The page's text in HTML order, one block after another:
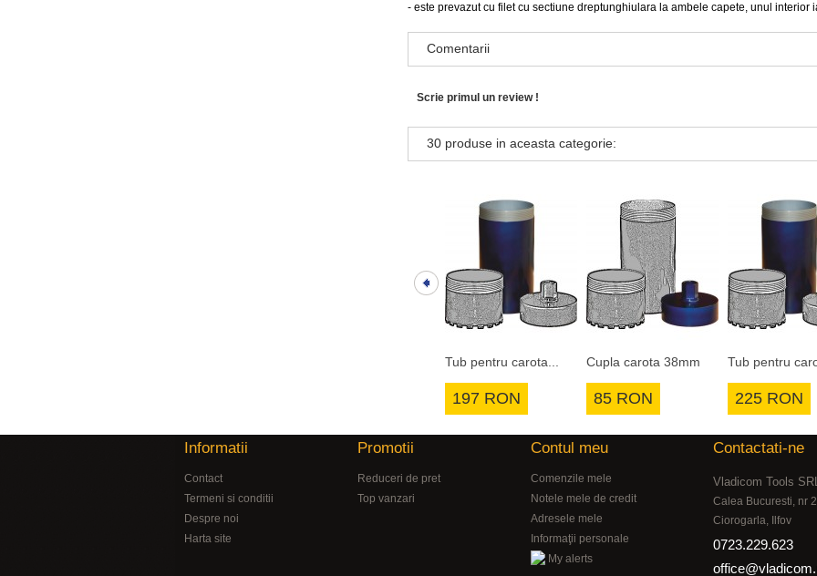
- este prevazut cu filet cu sectiune dreptunghiulara la ambele capete, unul interior
Comentarii
Scrie primul un review !
30 produse in aceasta categorie:
Tub pentru carota...
197 RON
Cupla carota 38mm
85 RON
Tub pentru
225 RON
Informatii
Contact
Termeni si conditii
Despre noi
Harta site
Promotii
Reduceri de pret
Top vanzari
Contul meu
Comenzile mele
Notele mele de credit
Adresele mele
Informaţii personale
My alerts
Contactati-ne
Vladicom Tools
Calea Bucuresti, nr
Ciorogarla, Ilfov
0723.229.623